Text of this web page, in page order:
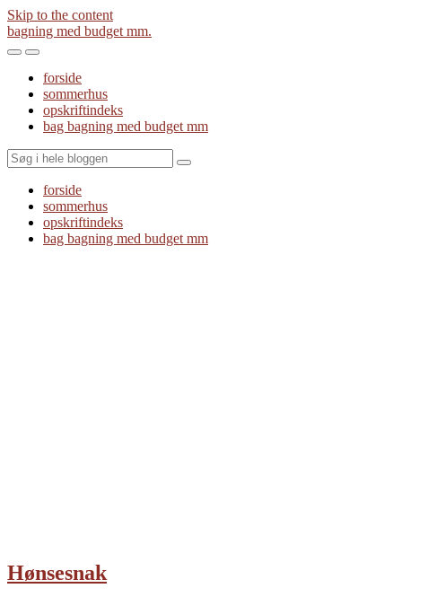
Skip to the content
bagning med budget mm.
Toggle
mobile
menu
Toggle
the
search
field
forside
sommerhus
opskriftindeks
bag bagning med budget mm
Search
forside
sommerhus
opskriftindeks
bag bagning med budget mm
Hønsesnak